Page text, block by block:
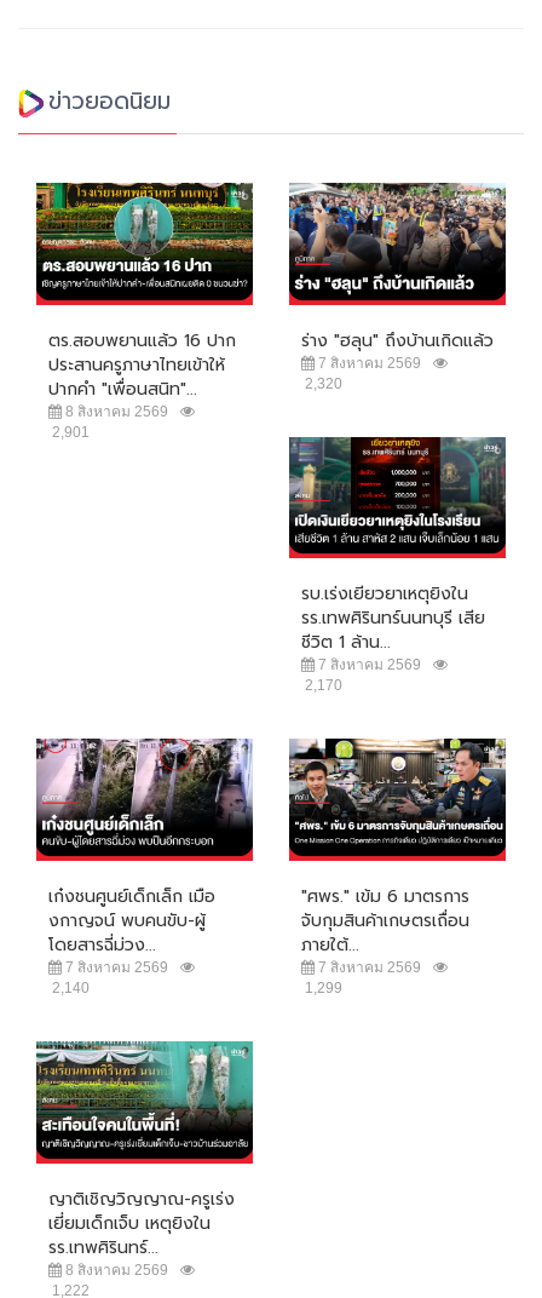
ข่าวยอดนิยม
ตร.สอบพยานแล้ว 16 ปาก
ประสานครูภาษาไทยเข้าให้
ปากคำ "เพื่อนสนิท"...
8 สิงหาคม 2569
2,901
ร่าง "ฮลุน" ถึงบ้านเกิดแล้ว
7 สิงหาคม 2569
2,320
รบ.เร่งเยียวยาเหตุยิงใน
รร.เทพศิรินทร์นนทบุรี เสีย
ชีวิต 1 ล้าน...
7 สิงหาคม 2569
2,170
เก๋งชนศูนย์เด็กเล็ก เมือ
งกาญจน์ พบคนขับ-ผู้
โดยสารฉี่ม่วง...
7 สิงหาคม 2569
2,140
"ศพร." เข้ม 6 มาตรการ
จับกุมสินค้าเกษตรเถื่อน
ภายใต้...
7 สิงหาคม 2569
1,299
ญาติเชิญวิญญาณ-ครูเร่ง
เยี่ยมเด็กเจ็บ เหตุยิงใน
รร.เทพศิรินทร์...
8 สิงหาคม 2569
1,222